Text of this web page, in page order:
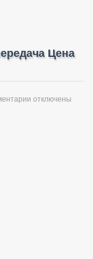
Цена
котключены